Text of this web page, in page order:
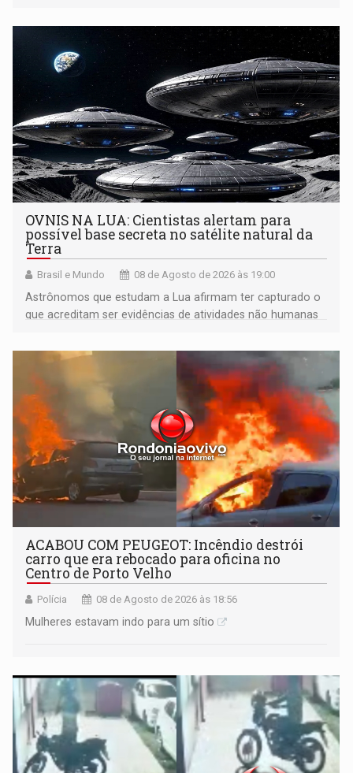
OVNIS NA LUA: Cientistas alertam para
possível base secreta no satélite natural da
Terra
Brasil e Mundo 08 de Agosto de 2026 às 19:00
Astrônomos que estudam a Lua afirmam ter capturado o
que acreditam ser evidências de atividades não humanas
órbita
ACABOU COM PEUGEOT: Incêndio destrói
carro que era rebocado para oficina no
Centro de Porto Velho
Polícia 08 de Agosto de 2026 às 18:56
Mulheres estavam indo para um sítio